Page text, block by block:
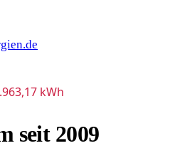
kWh
seit 2009